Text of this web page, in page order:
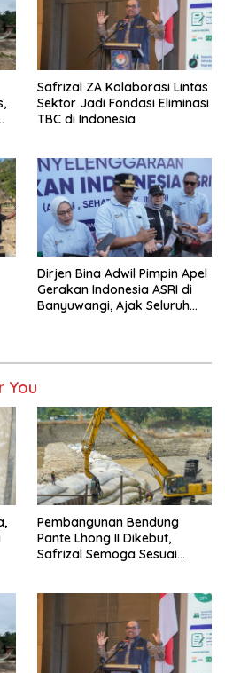
Safrizal ZA Kolaborasi Lintas
Sektor Jadi Fondasi Eliminasi
TBC di Indonesia
Dirjen Bina Adwil Pimpin Apel
Gerakan Indonesia ASRI di
Banyuwangi, Ajak Seluruh
You
Pembangunan Bendung
Pante Lhong II Dikebut,
Safrizal Semoga Sesuai